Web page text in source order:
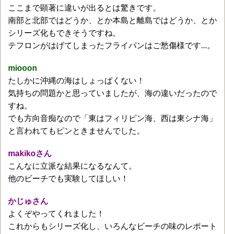
ここまで顕著に違いが出るとは驚きです。
南部と北部ではどうか、とか本島と離島ではどうか、とか
シリーズ化もできそうですね。
テフロンがはげてしまったフライパンはご愁傷様です...。
miooon
たしかに沖縄の海はしょっぱくない！
気持ちの問題かと思っていましたが、海の違いだったので
すね。
でも方向音痴なので「東はフィリピン海、西は東シナ海」
と言われてもピンときませんでした。
makikoさん
こんなに立派な結果になるなんて。
他のビーチでも実験してほしい！
かじゅさん
よくぞやってくれました！
これからもシリーズ化し、いろんなビーチの味のレポート